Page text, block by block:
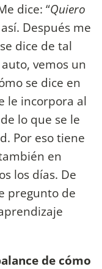
dice: “Quiero
Después me
dice de tal
vemos un
se dice en
le incorpora al
lo que se le
Por eso tiene
en
los días. De
pregunto de
de cómo